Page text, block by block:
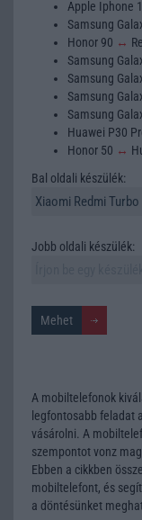
Apple Iphone
Samsung
Honor 90 ↔
Samsung
Samsung
Samsung
Samsung
Huawei P30
Honor 50 ↔
Bal oldali készülék:
Jobb oldali készülék:
A mobiltelefonok
legfontosabb feladat
vásárolni. A
szempontot vonz
Ebben a cikkben
mobiltelefont, és
a döntésünket